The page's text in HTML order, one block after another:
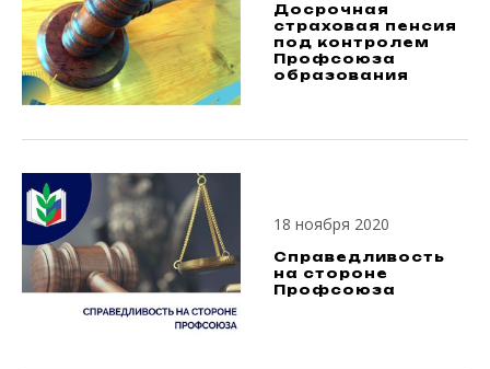
Досрочная
страховая пенсия
под контролем
Профсоюза
образования
18 ноября 2020
Справедливость
на стороне
Профсоюза